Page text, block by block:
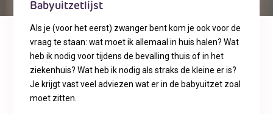
Babyuitzetlijst
Als je (voor het eerst) zwanger bent kom je ook voor de
vraag te staan: wat moet ik allemaal in huis halen? Wat
heb ik nodig voor tijdens de bevalling thuis of in het
ziekenhuis? Wat heb ik nodig als straks de kleine er is?
Je krijgt vast veel adviezen wat er in de babyuitzet zoal
moet zitten.